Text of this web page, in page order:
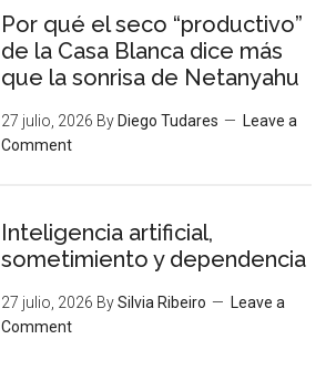
Por qué el seco “productivo”
de la Casa Blanca dice más
que la sonrisa de Netanyahu
27 julio, 2026 By Diego Tudares
Leave a
Comment
Inteligencia artificial,
sometimiento y dependencia
27 julio, 2026 BySilvia Ribeiro
Leave a
Comment